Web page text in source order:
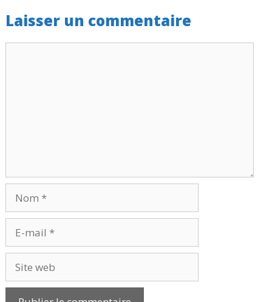
Laisser un commentaire
mail
web